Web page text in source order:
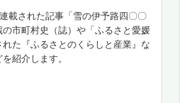
載された記事「雪の伊予路四〇〇
市町村史（誌）や「ふるさと愛媛
た『ふるさとのくらしと産業』な
紹介します。